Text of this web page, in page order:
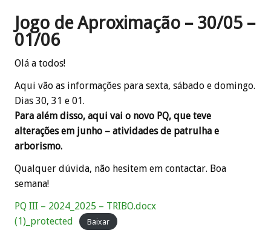
Jogo de Aproximação – 30/05 –
01/06
Olá a todos!
Aqui vão as informações para sexta, sábado e domingo.
Dias 30, 31 e 01.
Para além disso, aqui vai o novo PQ, que teve
alterações em junho – atividades de patrulha e
arborismo.
Qualquer dúvida, não hesitem em contactar. Boa
semana!
PQ III – 2024_2025 – TRIBO.docx
(1)_protected
Baixar